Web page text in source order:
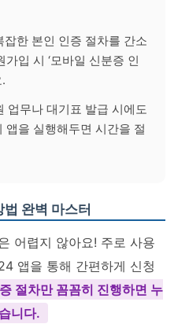
잡한 본인 인증 절차를 간소
입 시 ‘모바일 신분증 인
업무나 대기표 발급 시에도
앱을 실행해두면 시간을 절
완벽 마스터
어렵지 않아요! 주로 사용
앱을 통해 간편하게 신청
절차만 꼼꼼히 진행하면 누
니다.